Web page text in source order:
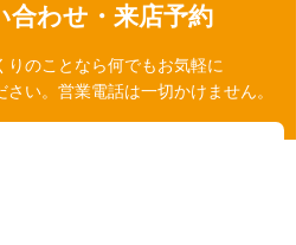
合わせ・来店予約
りのことなら何でもお気軽に
い。営業電話は一切かけません。